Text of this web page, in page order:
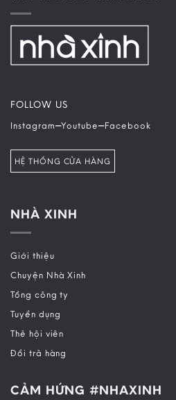
FOLLOW US
Instagram–Youtube–Facebook
HỆ THỐNG CỬA HÀNG
NHÀ XINH
Giới thiệu
Chuyện Nhà Xinh
Tổng công ty
Tuyển dụng
Thẻ hội viên
Đổi trả hàng
CẢM HỨNG #NHAXINH